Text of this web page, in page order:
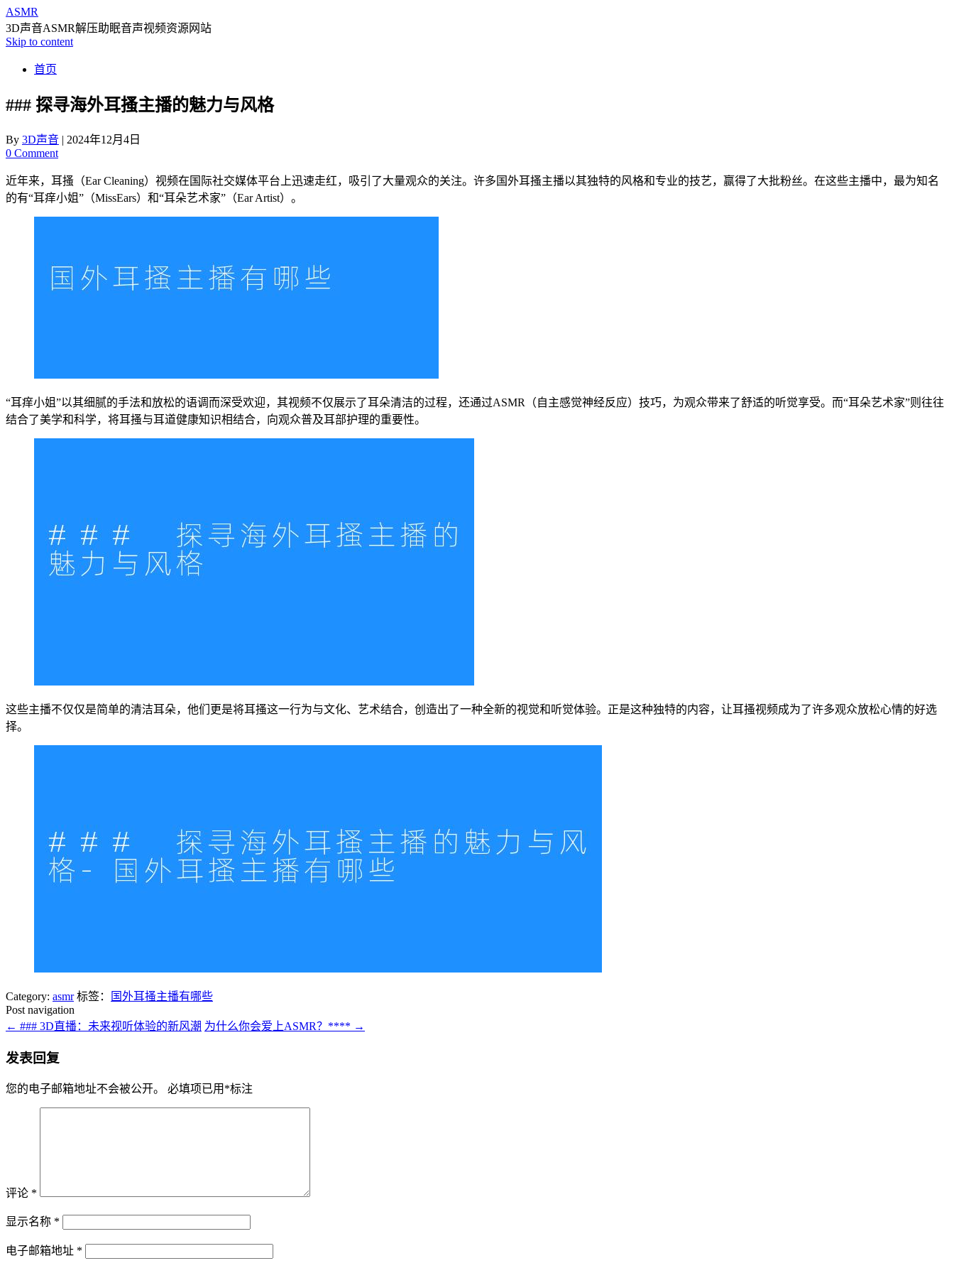
ASMR
3D声音ASMR解压助眠音声视频资源网站
Skip to content
首页
### 探寻海外耳搔主播的魅力与风格
By 3D声音 | 2024年12月4日
0 Comment
近年来，耳搔（Ear Cleaning）视频在国际社交媒体平台上迅速走红，吸引了大量观众的关注。许多国外耳搔主播以其独特的风格和专业的技艺，赢得了大批粉丝。在这些主播中，最为知名
的有“耳痒小姐”（MissEars）和“耳朵艺术家”（Ear Artist）。
“耳痒小姐”以其细腻的手法和放松的语调而深受欢迎，其视频不仅展示了耳朵清洁的过程，还通过ASMR（自主感觉神经反应）技巧，为观众带来了舒适的听觉享受。而“耳朵艺术家”则往往
结合了美学和科学，将耳搔与耳道健康知识相结合，向观众普及耳部护理的重要性。
这些主播不仅仅是简单的清洁耳朵，他们更是将耳搔这一行为与文化、艺术结合，创造出了一种全新的视觉和听觉体验。正是这种独特的内容，让耳搔视频成为了许多观众放松心情的好选
择。
Category: asmr 标签：
国外耳搔主播有哪些
Post navigation
← ### 3D直播：未来视听体验的新风潮 为什么你会爱上ASMR？**** →
发表回复
您的电子邮箱地址不会被公开。 必填项已用 *标注
评论 *
显示名称 *
电子邮箱地址 *